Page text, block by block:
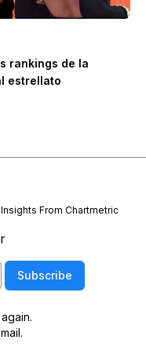
rankings de la
estrellato
From Chartmetric
Subscribe